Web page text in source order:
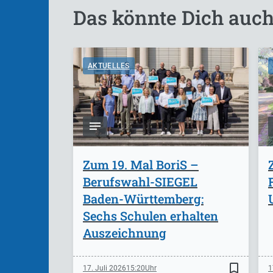
Das könnte Dich
AKTUELLES
Zum 19. Mal BoriS –
Berufswahl-SIEGEL
Baden-Württemberg:
Sechs Schulen erhalten
Auszeichnung
17. Juli 202615:20 bookmark_border